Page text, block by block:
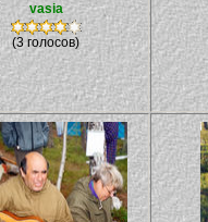
vasia
(3 голосов)